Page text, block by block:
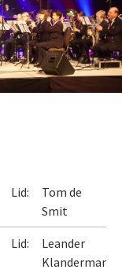
Lid:
Tom de
Smit
Lid:
Leander
Klanderman